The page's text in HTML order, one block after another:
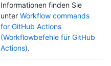
Informationen finden Sie
unter Workflow commands
for GitHub Actions
(Workflowbefehle für GitHub
Actions).